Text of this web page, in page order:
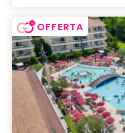
OFFERTA